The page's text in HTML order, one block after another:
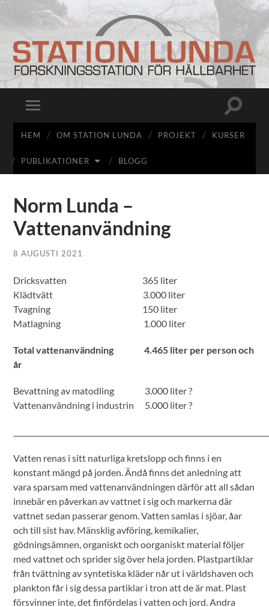
Station
Lunda
Slå
på/av
mobilmeny
Slå
HEM OM STATION LUNDA PROJEKT KURSER
PUBLIKATIONER BLOGG
Norm Lunda –
Vattenanvändning
8 AUGUSTI 2021
Dricksvatten 365 liter
Klädtvätt 3.000 liter
Tvagning 150 liter
Matlagning 1.000 liter
Total vattenanvändning 4.465 liter per person och
år
Bevattning av matodling 3.000 liter ?
Vattenanvändning i industrin 5.000 liter ?
Vatten renas i sitt naturliga kretslopp och finns i en
konstant mängd på jorden. Ändå finns det anledning att
vara sparsam med vattenanvändningen därför att all sådan
innebär en påverkan av vattnet i sig och markerna där
vattnet sedan passerar genom. Vatten samlas i sjöar, åar
och till sist hav. Mänsklig avföring, kemikalier,
gödningsämnen, organiskt och oorganiskt material följer
med vattnet och sprider sig över hela jorden. Plastpartiklar
från tvättning av syntetiska kläder når ut i världshaven och
plankton får i sig dessa partiklar i tron att de är mat. Plast
försvinner inte, det finfördelas i vatten och jord. Andra